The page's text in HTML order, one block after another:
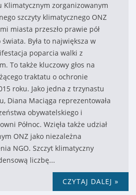
Klimatycznym zorganizowanym
szczyty klimatycznego ONZ
miasta przeszło prawie pół
Była to największa w
poparcia walki z
To także kluczowy głos na
traktatu o ochronie
roku. Jako jedna z trzynastu
Diana Maciąga reprezentowała
obywatelskiego i
Północ. Wzięła także udział
ONZ jako niezależna
NGO. Szczyt klimatyczny
liczbę...
CZYTAJ DALEJ »